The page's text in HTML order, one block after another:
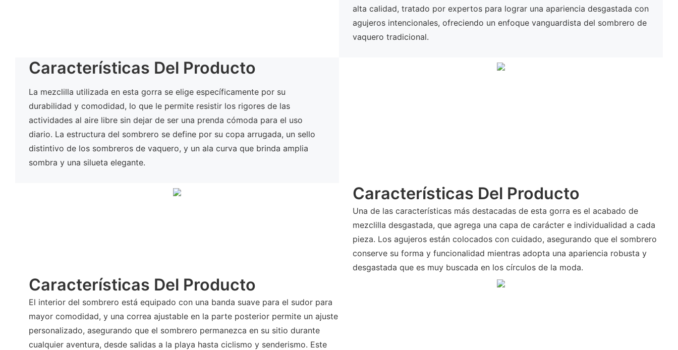
alta calidad, tratado por expertos para lograr una apariencia desgastada con
agujeros intencionales, ofreciendo un enfoque vanguardista del sombrero de
vaquero tradicional.
Características Del Producto
La mezclilla utilizada en esta gorra se elige específicamente por su
durabilidad y comodidad, lo que le permite resistir los rigores de las
actividades al aire libre sin dejar de ser una prenda cómoda para el uso
diario. La estructura del sombrero se define por su copa arrugada, un sello
distintivo de los sombreros de vaquero, y un ala curva que brinda amplia
sombra y una silueta elegante.
Características Del Producto
Una de las características más destacadas de esta gorra es el acabado de
mezclilla desgastada, que agrega una capa de carácter e individualidad a cada
pieza. Los agujeros están colocados con cuidado, asegurando que el sombrero
conserve su forma y funcionalidad mientras adopta una apariencia robusta y
desgastada que es muy buscada en los círculos de la moda.
Características Del Producto
El interior del sombrero está equipado con una banda suave para el sudor para
mayor comodidad, y una correa ajustable en la parte posterior permite un ajuste
personalizado, asegurando que el sombrero permanezca en su sitio durante
cualquier aventura, desde salidas a la playa hasta ciclismo y senderismo. Este